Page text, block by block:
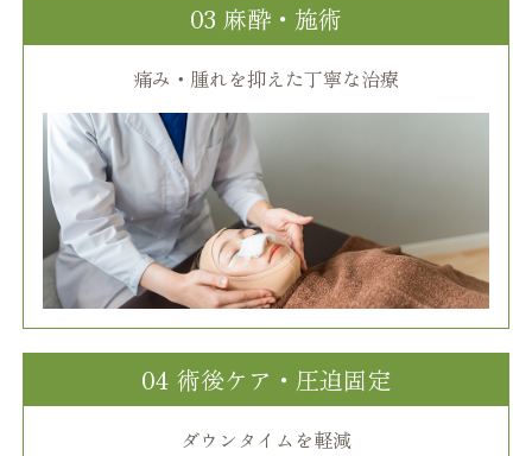
03 麻酔・施術
痛み・腫れを抑えた丁寧な治療
04 術後ケア・圧迫固定
ダウンタイムを軽減